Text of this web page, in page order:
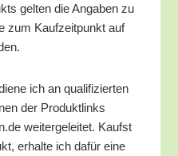
gel­ten die Anga­ben zu
zum Kauf­zeit­punkt auf
ich an qua­li­fi­zier­ten
der Pro­dukt­links
wei­ter­ge­lei­tet. Kaufst
erhal­te ich dafür eine